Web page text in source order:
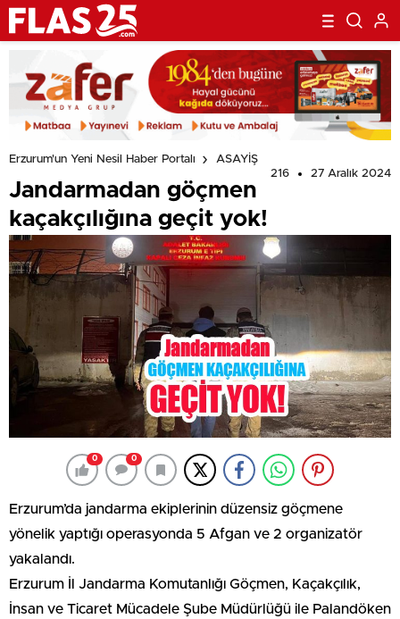
Erzurum'un Yeni Nesil Haber Portalı
ASAYİŞ
216
27 Aralık 2024
Jandarmadan göçmen
kaçakçılığına geçit yok!
0 0
Erzurum’da jandarma ekiplerinin düzensiz göçmene
yönelik yaptığı operasyonda 5 Afgan ve 2 organizatör
yakalandı.
Erzurum İl Jandarma Komutanlığı Göçmen, Kaçakçılık,
İnsan ve Ticaret Mücadele Şube Müdürlüğü ile Palandöken